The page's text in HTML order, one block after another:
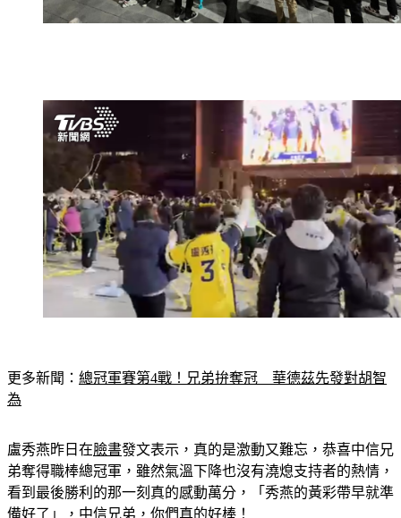
更多新聞： 總冠軍賽第4戰！兄弟拚奪冠　華德茲先發對胡智
為
盧秀燕昨日在臉書發文表示，真的是激動又難忘，恭喜中信兄
弟奪得職棒總冠軍，雖然氣溫下降也沒有澆熄支持者的熱情，
看到最後勝利的那一刻真的感動萬分，「秀燕的黃彩帶早就準
備好了」，中信兄弟，你們真的好棒！